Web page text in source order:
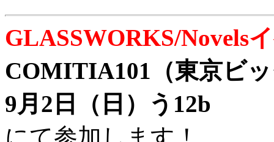
GLASSWORKS/Novels
COMITIA101（東京ビ
9月2日（日）う12b